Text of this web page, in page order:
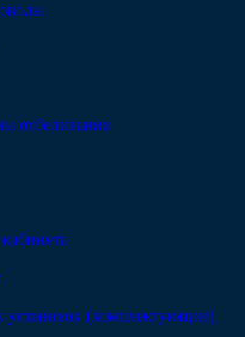
отбеливания
установок (комплектующие)